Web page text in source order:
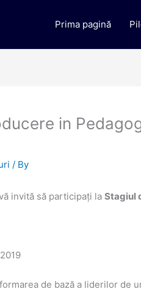
Prima pagină
in
/ By
invită să participați la Stagiul
de bază a liderilor de